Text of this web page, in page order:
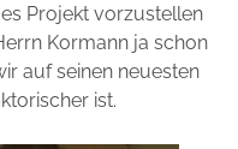
Projekt vorzustellen
Kormann ja schon
auf seinen neuesten
ist.